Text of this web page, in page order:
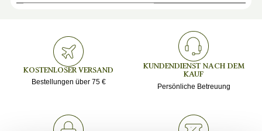
KOSTENLOSER VERSAND
Bestellungen über 75 €
KUNDENDIENST NACH DEM
KAUF
Persönliche Betreuung